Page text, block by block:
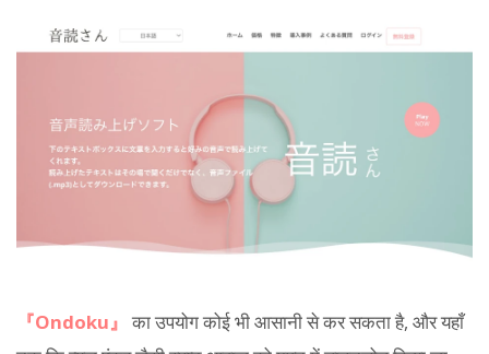
『Ondoku』 का उपयोग कोई भी आसानी से कर सकता है, और यहाँ